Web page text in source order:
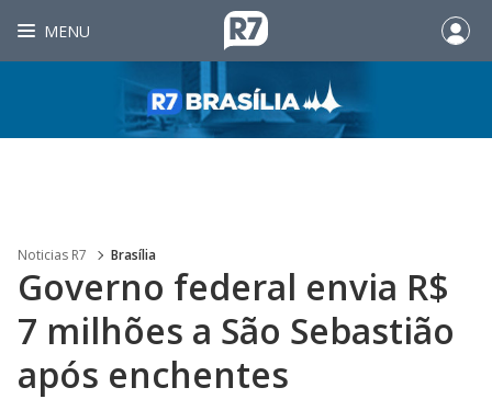
MENU
Noticias R7 Brasília
Governo federal envia R$
7 milhões a São Sebastião
após enchentes